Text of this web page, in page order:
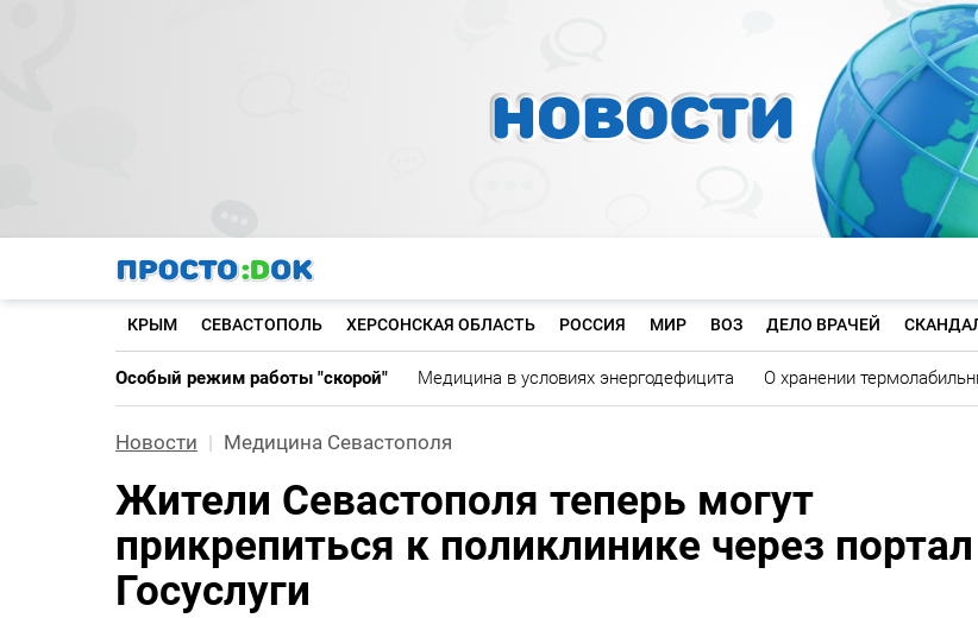
КРЫМ СЕВАСТОПОЛЬ ХЕРСОНСКАЯ ОБЛАСТЬ РОССИЯ МИР ВОЗ ДЕЛО ВРАЧЕЙ
Особый режим работы "скорой" Медицина в условиях энергодефицита О хранении
Новости Медицина Севастополя
Жители Севастополя теперь могут
прикрепиться к поликлинике через портал
Госуслуги